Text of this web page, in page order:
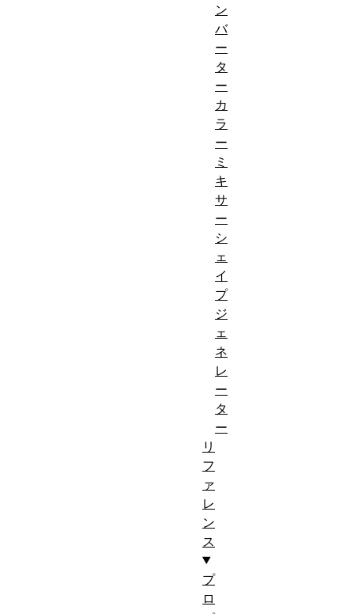
ン
バ
ー
タ
ー
カ
ラ
ー
ミ
キ
サ
ー
シ
ェ
イ
プ
ジ
ェ
ネ
レ
ー
タ
ー
リ
フ
ァ
レ
ン
ス
プ
ロ